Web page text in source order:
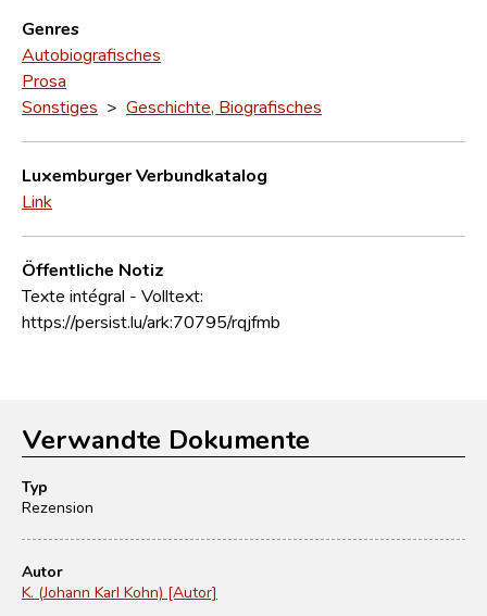
Genres
Autobiografisches
Prosa
Sonstiges > Geschichte, Biografisches
Luxemburger Verbundkatalog
Link
Öffentliche Notiz
Texte intégral - Volltext:
https://persist.lu/ark:70795/rqjfmb
Verwandte Dokumente
Typ
Rezension
Autor
K. (Johann Karl Kohn) [Autor]